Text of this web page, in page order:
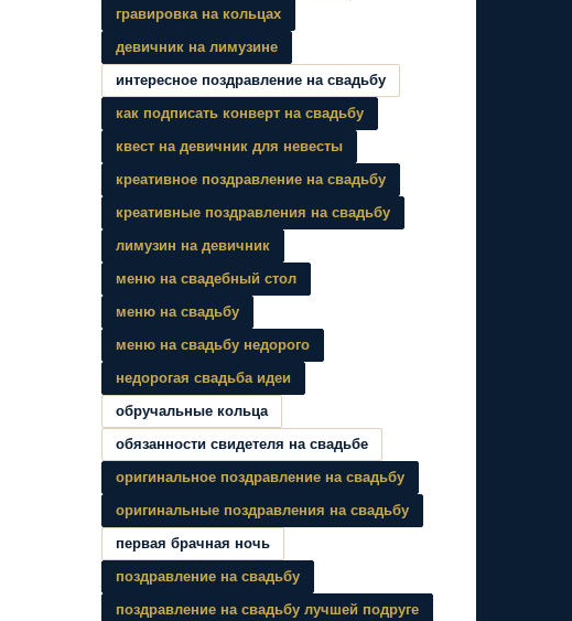
гравировка на кольцах
девичник на лимузине
интересное поздравление на свадьбу
как подписать конверт на свадьбу
квест на девичник для невесты
креативное поздравление на свадьбу
креативные поздравления на свадьбу
лимузин на девичник
меню на свадебный стол
меню на свадьбу
меню на свадьбу недорого
недорогая свадьба идеи
обручальные кольца
обязанности свидетеля на свадьбе
оригинальное поздравление на свадьбу
оригинальные поздравления на свадьбу
первая брачная ночь
поздравление на свадьбу
поздравление на свадьбу лучшей подруге